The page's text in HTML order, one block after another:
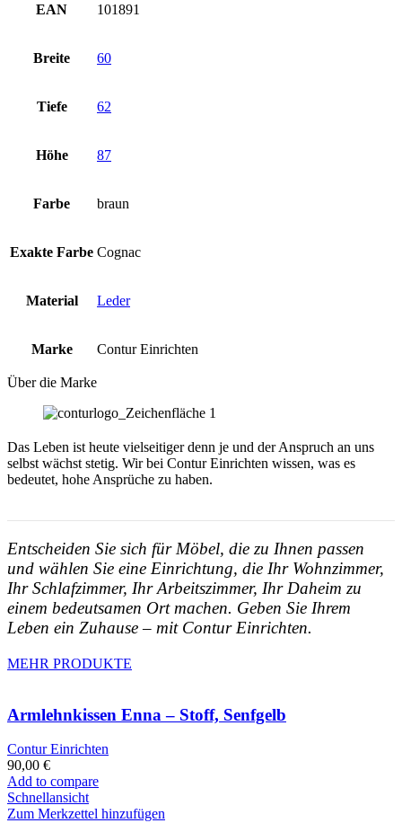
EAN 101891
Breite 60
Tiefe 62
Höhe 87
Farbe braun
Exakte Farbe Cognac
Material Leder
Marke Contur Einrichten
Über die Marke
Das Leben ist heute vielseitiger denn je und der Anspruch an uns
selbst wächst stetig. Wir bei Contur Einrichten wissen, was es
bedeutet, hohe Ansprüche zu haben.
Entscheiden Sie sich für Möbel, die zu Ihnen passen
und wählen Sie eine Einrichtung, die Ihr Wohnzimmer,
Ihr Schlafzimmer, Ihr Arbeitszimmer, Ihr Daheim zu
einem bedeutsamen Ort machen. Geben Sie Ihrem
Leben ein Zuhause – mit Contur Einrichten.
MEHR PRODUKTE
Armlehnkissen Enna – Stoff, Senfgelb
Contur Einrichten
90,00 €
Add to compare
Schnellansicht
Zum Merkzettel hinzufügen